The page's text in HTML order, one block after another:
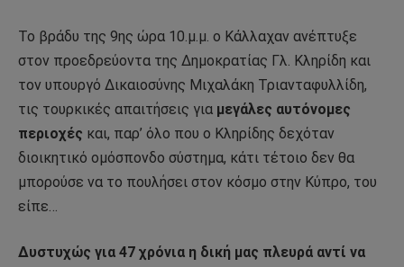
Το βράδυ της 9ης ώρα 10.μ.μ. ο Κάλλαχαν ανέπτυξε
στον προεδρεύοντα της Δημοκρατίας Γλ. Κληρίδη και
τον υπουργό Δικαιοσύνης Μιχαλάκη Τριανταφυλλίδη,
τις τουρκικές απαιτήσεις για μεγάλες αυτόνομες
περιοχές και, παρ’ όλο που ο Κληρίδης δεχόταν
διοικητικό ομόσπονδο σύστημα, κάτι τέτοιο δεν θα
μπορούσε να το πουλήσει στον κόσμο στην Κύπρο, του
είπε…
Δυστυχώς για 47 χρόνια η δική μας πλευρά αντί να